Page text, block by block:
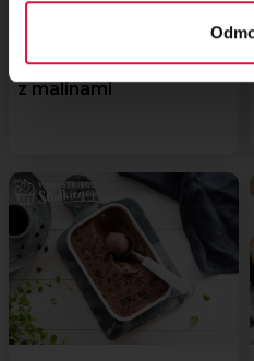
Lodowa tarta
z malinami